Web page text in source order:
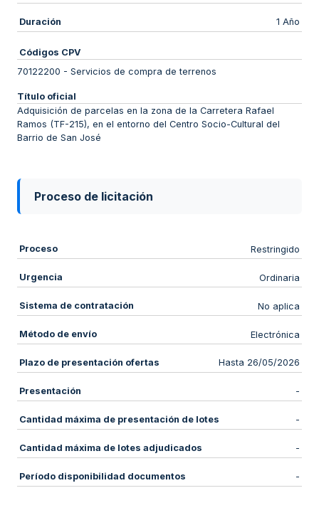
Duración 1 Año
Códigos CPV
70122200 - Servicios de compra de terrenos
Título oficial
Adquisición de parcelas en la zona de la Carretera Rafael
Ramos (TF-215), en el entorno del Centro Socio-Cultural del
Barrio de San José
Proceso de licitación
Proceso Restringido
Urgencia Ordinaria
Sistema de contratación No aplica
Método de envío Electrónica
Plazo de presentación ofertas Hasta 26/05/2026
Presentación -
Cantidad máxima de presentación de lotes -
Cantidad máxima de lotes adjudicados -
Período disponibilidad documentos -